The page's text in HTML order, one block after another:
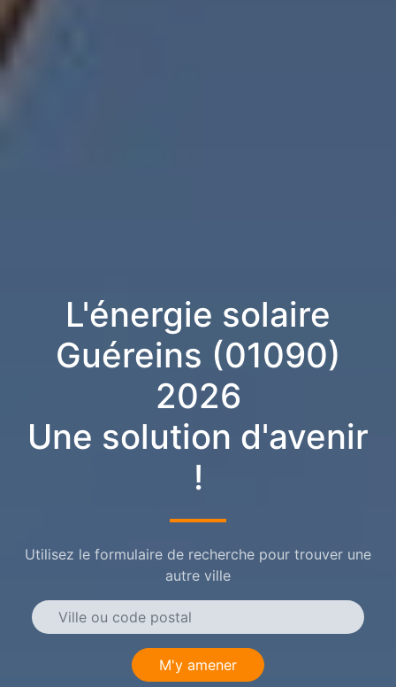
L'énergie solaire
Guéreins (01090)
2026
Une solution d'avenir
!
Utilisez le formulaire de recherche pour trouver une
autre ville
M'y amener